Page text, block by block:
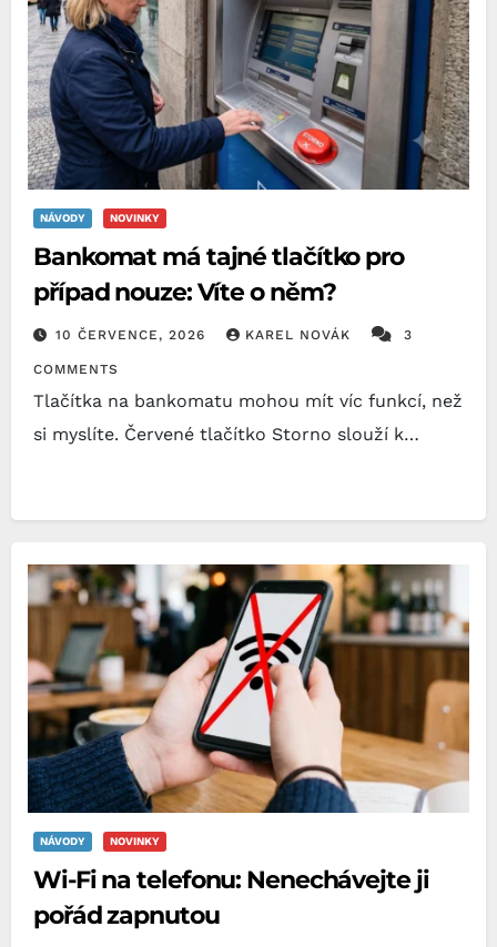
NÁVODY NOVINKY
Bankomat má tajné tlačítko pro
případ nouze: Víte o něm?
10 ČERVENCE, 2026 KAREL NOVÁK 3
COMMENTS
Tlačítka na bankomatu mohou mít víc funkcí, než
si myslíte. Červené tlačítko Storno slouží k…
NÁVODY NOVINKY
Wi-Fi na telefonu: Nenechávejte ji
pořád zapnutou